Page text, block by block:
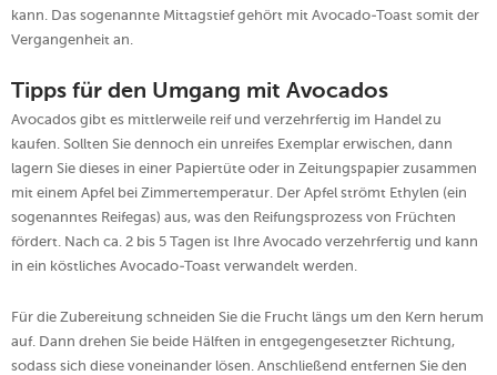
kann. Das sogenannte Mittagstief gehört mit Avocado-Toast somit der
Vergangenheit an.
Tipps für den Umgang mit Avocados
Avocados gibt es mittlerweile reif und verzehrfertig im Handel zu
kaufen. Sollten Sie dennoch ein unreifes Exemplar erwischen, dann
lagern Sie dieses in einer Papiertüte oder in Zeitungspapier zusammen
mit einem Apfel bei Zimmertemperatur. Der Apfel strömt Ethylen (ein
sogenanntes Reifegas) aus, was den Reifungsprozess von Früchten
fördert. Nach ca. 2 bis 5 Tagen ist Ihre Avocado verzehrfertig und kann
in ein köstliches Avocado-Toast verwandelt werden.
Für die Zubereitung schneiden Sie die Frucht längs um den Kern herum
auf. Dann drehen Sie beide Hälften in entgegengesetzter Richtung,
sodass sich diese voneinander lösen. Anschließend entfernen Sie den